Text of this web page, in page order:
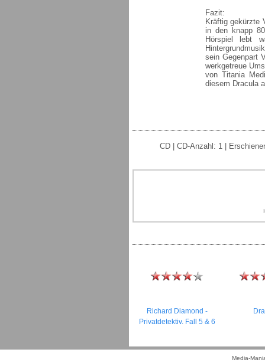
Fazit:
Kräftig gekürzte
in den knapp
Hörspiel lebt
sein Gegenpart
werkgetreue
von Titania
diesem Dracula
CD | CD-Anzahl: 1 |
Richard Diamond -
Privatdetektiv. Fall 5 & 6
Media-